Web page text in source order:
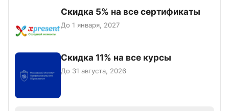
Скидка 5% на все сертификаты
До 1 января, 2027
Скидка 11% на все курсы
До 31 августа, 2026